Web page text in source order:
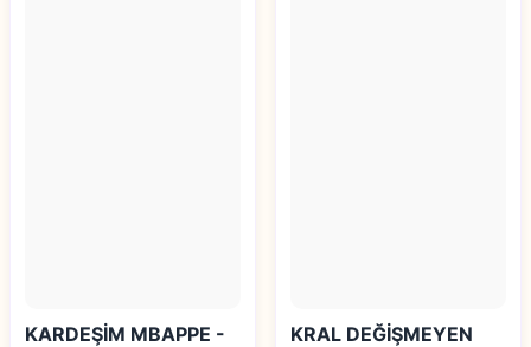
KARDEŞİM MBAPPE -
KRAL DEĞİŞMEYEN